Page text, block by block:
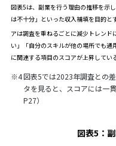
図表5は、副業を行う理由の推移を示
は不十分」といった収入補填を目的
アは調査を重ねるごとに減少トレンド
い」「自分のスキルが他の場所でも
に関連する項目のスコアが上昇してい
※4図表5では2023年調査との
タを見ると、スコアには一
P27）
図表5：